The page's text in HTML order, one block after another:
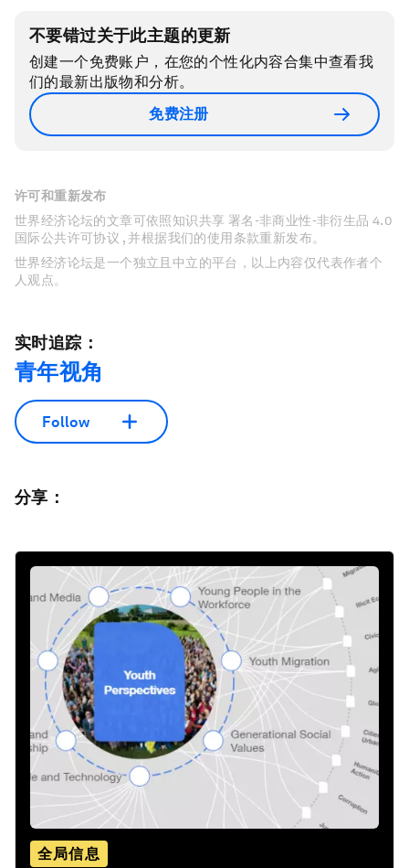
不要错过关于此主题的更新
创建一个免费账户，在您的个性化内容合集中查看我
们的最新出版物和分析。
免费注册
许可和重新发布
世界经济论坛的文章可依照知识共享 署名-非商业性-非衍生品 4.0
国际公共许可协议 , 并根据我们的使用条款重新发布。
世界经济论坛是一个独立且中立的平台，以上内容仅代表作者个
人观点。
实时追踪：
青年视角
Follow
分享：
全局信息